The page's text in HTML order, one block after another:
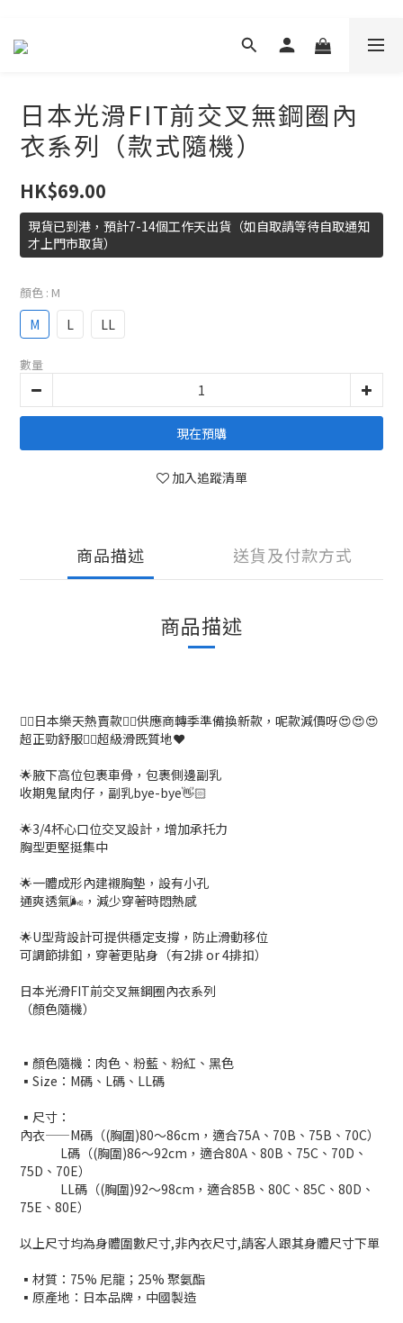
日本光滑FIT前交叉無鋼圈內
衣系列（款式隨機）
HK$69.00
現貨已到港，預計7-14個工作天出貨（如自取請等待自取通知
才上門市取貨）
顏色 : M
M L LL
數量
現在預購
加入追蹤清單
商品描述 送貨及付款方式
商品描述
❤‍🔥日本樂天熱賣款❤‍🔥供應商轉季準備換新款，呢款減價呀😍😍😍
超正勁舒服👍🏻超級滑既質地❤️
🌟腋下高位包裹車骨，包裹側邊副乳
收期鬼鼠肉仔，副乳bye-bye👋🏻
🌟3/4杯心口位交叉設計，增加承托力
胸型更堅挺集中
🌟一體成形內建襯胸墊，設有小孔
通爽透氣🌬，減少穿著時悶熱感
🌟U型背設計可提供穩定支撐，防止滑動移位
可調節排釦，穿著更貼身（有2排 or 4排扣）
日本光滑FIT前交叉無鋼圈內衣系列
（顏色隨機）
▪顏色隨機：肉色、粉藍、粉紅、黑色
▪Size：M碼、L碼、LL碼
▪尺寸：
內衣——M碼（(胸圍)80～86cm，適合75A、70B、75B、70C）
L碼（(胸圍)86～92cm，適合80A、80B、75C、70D、
75D、70E）
LL碼（(胸圍)92～98cm，適合85B、80C、85C、80D、
75E、80E）
以上尺寸均為身體圍數尺寸,非內衣尺寸,請客人跟其身體尺寸下單
▪材質：75% 尼龍；25% 聚氨酯
▪原產地：日本品牌，中國製造